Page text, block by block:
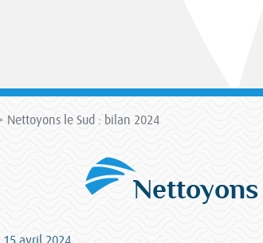
Nettoyons le Sud : bilan 2024